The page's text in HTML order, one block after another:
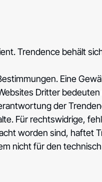
Trendence behält
Eine
Dritter
der
Für rechtswidrige,
worden sind, haftet
nicht für den